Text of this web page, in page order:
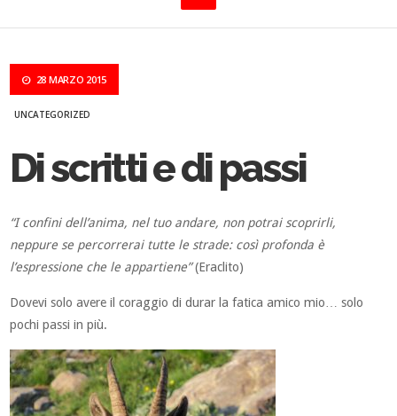
28 MARZO 2015
UNCATEGORIZED
Di scritti e di passi
“I confini dell’anima, nel tuo andare, non potrai scoprirli,
neppure se percorrerai tutte le strade: così profonda è
l’espressione che le appartiene”(Eraclito)
Dovevi solo avere il coraggio di durar la fatica amico mio… solo
pochi passi in più.